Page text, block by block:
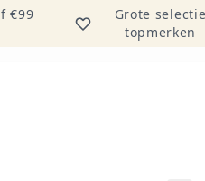
€99
Grote
topmerken